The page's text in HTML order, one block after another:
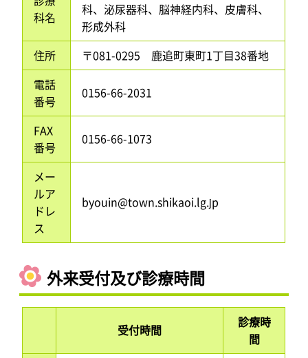
科名
科、泌尿器科、脳神経内科、皮膚科、
形成外科
住所
〒081-0295 鹿追町東町1丁目38番地
電話
番号
0156-66-2031
FAX
番号
0156-66-1073
メー
ルア
ドレ
ス
byouin@town.shikaoi.lg.jp
外来受付及び診療時間
受付時間
診療時
間